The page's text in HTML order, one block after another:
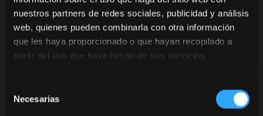
nuestros partners de redes sociales, publicidad y análisis
web, quienes pueden combinarla con otra información
que les haya proporcionado o que hayan recopilado a
partir del uso que haya hecho de sus servicios.
Necesarias